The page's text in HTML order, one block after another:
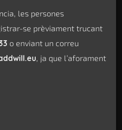
les persones
se prèviament trucant
o enviant un correu
, ja que l’aforament